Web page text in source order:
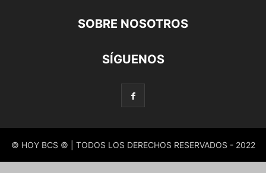
SOBRE NOSOTROS
SÍGUENOS
© HOY BCS © | TODOS LOS DERECHOS RESERVADOS - 2022